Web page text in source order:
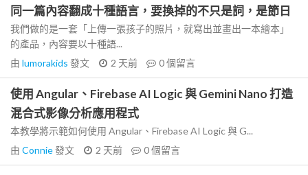
同一篇內容翻成十種語言，要換掉的不只是詞，是節日
我們做的是一套「上傳一張孩子的照片，就寫出並畫出一本繪本」
的產品，內容要以十種語...
由 lumorakids 發文 2 天前 0個留言
使用 Angular、Firebase AI Logic 與 Gemini Nano 打造
混合式影像分析應用程式
本教學將示範如何使用 Angular、Firebase AI Logic 與 G...
由 Connie發文 2 天前 0個留言